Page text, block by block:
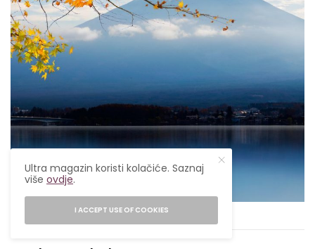
BUSAKORN PONGPARNIT//GETTY IMAGES
Ultra magazin koristi kolačiće. Saznaj
višeovdje.
I ACCEPT USE OF COOKIES